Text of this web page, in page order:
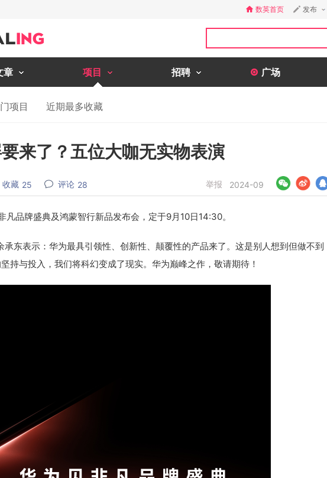
数英首页 发布
章 项目 招聘 广场
项目 近期最多收藏
来了？五位大咖无实物表演
收藏 25 评论 28 举报 2024-09
凡品牌盛典及鸿蒙智行新品发布会，定于9月10日14:30。
承东表示：华为最具引领性、创新性、颠覆性的产品来了。这是别人想到但做不到
持与投入，我们将科幻变成了现实。华为巅峰之作，敬请期待！